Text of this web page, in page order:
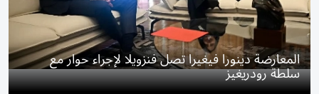
المعارضة دينورا فيغيرا تصل فنزويلا لإجراء حوار مع
سلطة رودريغيز